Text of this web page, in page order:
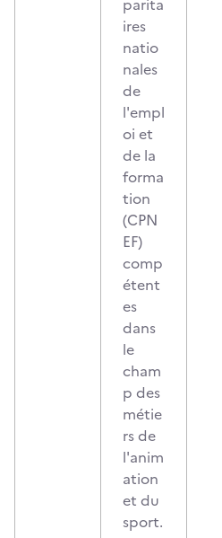
parita
ires
natio
nales
de
l'empl
oi et
de la
forma
tion
(CPN
EF)
comp
étent
es
dans
le
cham
p des
métie
rs de
l'anim
ation
et du
sport.